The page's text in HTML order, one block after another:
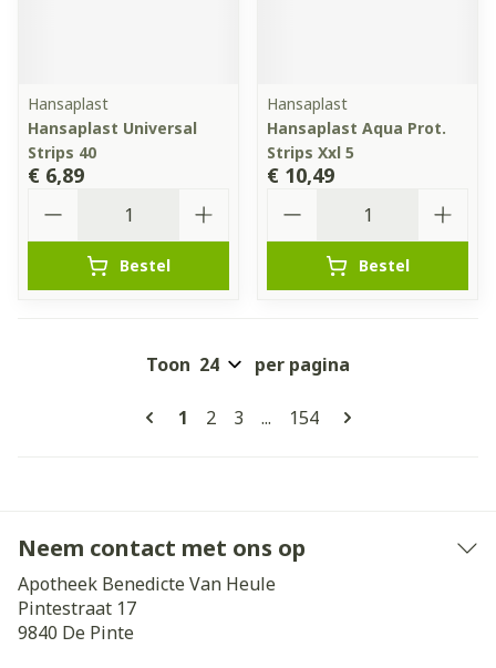
Hansaplast
Hansaplast Universal
Strips 40
€ 6,89
Bestel
Hansaplast
Hansaplast Aqua Prot.
Strips Xxl 5
€ 10,49
Bestel
Pagina's
U lees momenteel pagina
1 Pagina
2 Pagina
3 ... Pagina
154
Toon per pagina
Neem contact met ons op
Apotheek Benedicte Van Heule
Pintestraat 17
9840 De Pinte